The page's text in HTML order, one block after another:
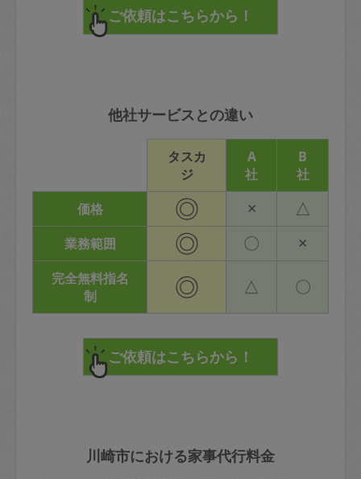
他社サービスとの違い
タスカ
ジ
A
社
B
社
価格
◎ × △
業務範囲 ◎ 〇 ×
完全無料指名
制
◎ △ 〇
川崎市における家事代行料金